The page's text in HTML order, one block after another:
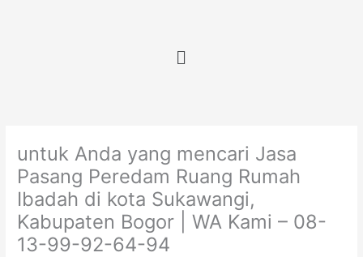
Menu
untuk Anda yang mencari Jasa
Pasang Peredam Ruang Rumah
Ibadah di kota Sukawangi,
Kabupaten Bogor | WA Kami – 08-
13-99-92-64-94